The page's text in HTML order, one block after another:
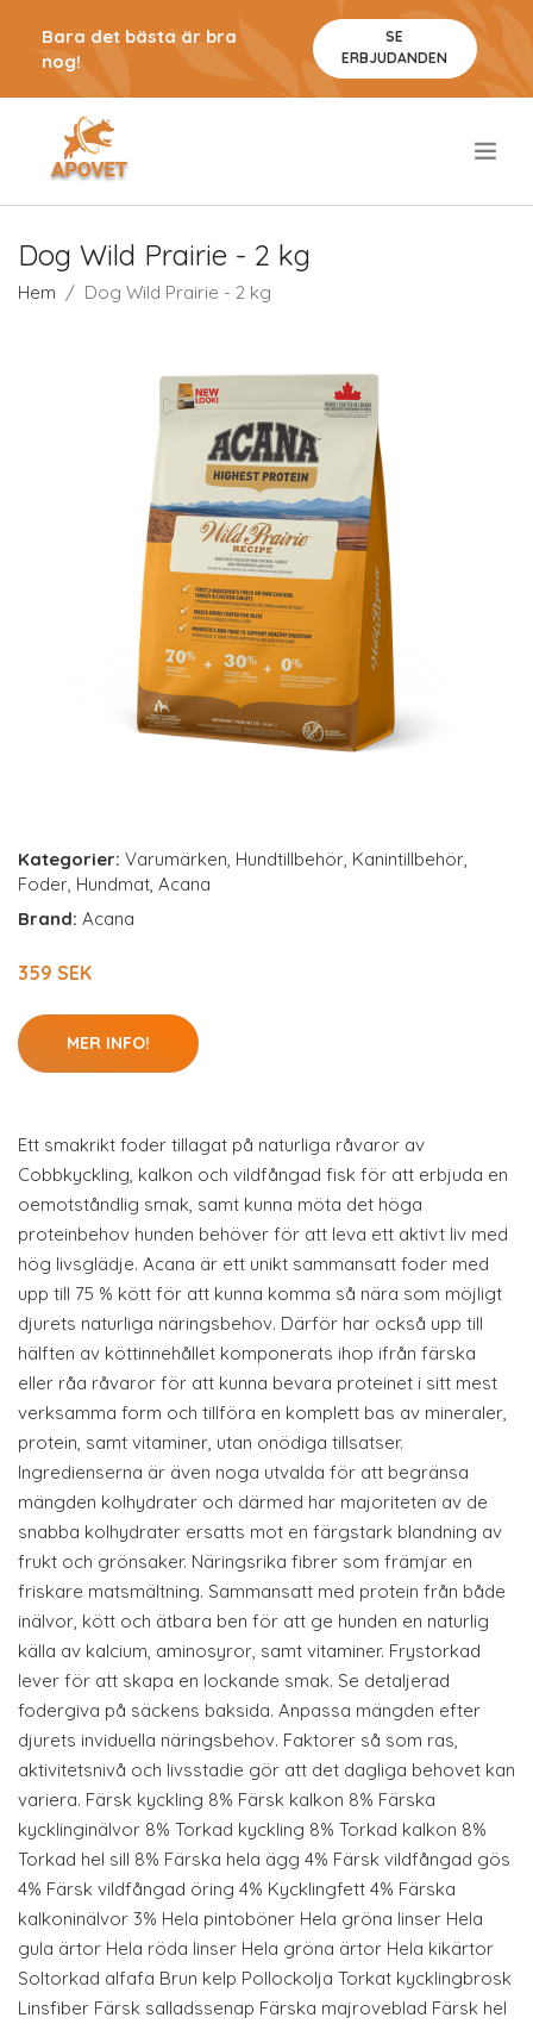
Bara det bästa är bra
nog!
SE
ERBJUDANDEN
Dog Wild Prairie - 2 kg
Hem Dog Wild Prairie - 2 kg
Kategorier: Varumärken, Hundtillbehör, Kanintillbehör,
Foder, Hundmat, Acana
Brand: Acana
359 SEK
MER INFO!
Ett smakrikt foder tillagat på naturliga råvaror av
Cobbkyckling, kalkon och vildfångad fisk för att erbjuda en
oemotståndlig smak, samt kunna möta det höga
proteinbehov hunden behöver för att leva ett aktivt liv med
hög livsglädje. Acana är ett unikt sammansatt foder med
upp till 75 % kött för att kunna komma så nära som möjligt
djurets naturliga näringsbehov. Därför har också upp till
hälften av köttinnehållet komponerats ihop ifrån färska
eller råa råvaror för att kunna bevara proteinet i sitt mest
verksamma form och tillföra en komplett bas av mineraler,
protein, samt vitaminer, utan onödiga tillsatser.
Ingredienserna är även noga utvalda för att begränsa
mängden kolhydrater och därmed har majoriteten av de
snabba kolhydrater ersatts mot en färgstark blandning av
frukt och grönsaker. Näringsrika fibrer som främjar en
friskare matsmältning. Sammansatt med protein från både
inälvor, kött och ätbara ben för att ge hunden en naturlig
källa av kalcium, aminosyror, samt vitaminer. Frystorkad
lever för att skapa en lockande smak. Se detaljerad
fodergiva på säckens baksida. Anpassa mängden efter
djurets inviduella näringsbehov. Faktorer så som ras,
aktivitetsnivå och livsstadie gör att det dagliga behovet kan
variera. Färsk kyckling 8% Färsk kalkon 8% Färska
kycklinginälvor 8% Torkad kyckling 8% Torkad kalkon 8%
Torkad hel sill 8% Färska hela ägg 4% Färsk vildfångad gös
4% Färsk vildfångad öring 4% Kycklingfett 4% Färska
kalkoninälvor 3% Hela pintoböner Hela gröna linser Hela
gula ärtor Hela röda linser Hela gröna ärtor Hela kikärtor
Soltorkad alfafa Brun kelp Pollockolja Torkat kycklingbrosk
Linsfiber Färsk salladssenap Färska majroveblad Färsk hel